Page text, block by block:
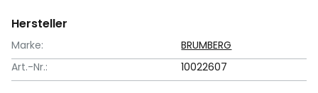
Hersteller
Marke:
BRUMBERG
Art.-Nr.:
10022607